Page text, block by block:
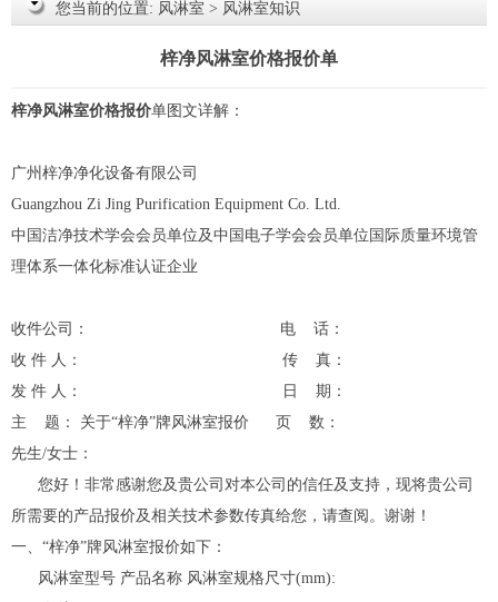
您当前的位置: 风淋室 > 风淋室知识
梓净风淋室价格报价单
梓净风淋室价格报价单图文详解：
广州梓净净化设备有限公司
Guangzhou Zi Jing Purification Equipment Co. Ltd.
中国洁净技术学会会员单位及中国电子学会会员单位国际质量环境管
理体系一体化标准认证企业
收件公司： 电 话：
收 件 人： 传 真：
发 件 人： 日 期：
主 题： 关于“梓净”牌 风淋室报价 页 数：
先生/女士：
您好！非常感谢您及贵公司对本公司的信任及支持，现将贵公司
所需要的产品报价及相关技术参数传真给您，请查阅。谢谢！
一、“梓净”牌风淋室报价如下：
风淋室型号 产品名称 风淋室规格尺寸(mm):